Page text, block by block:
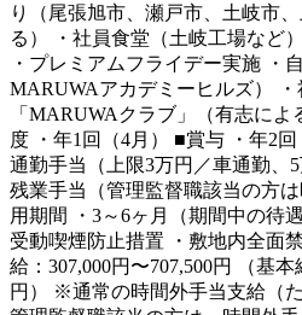
り（尾張旭市、瀬戸市、土岐市
る） ・社員食堂（土岐工場など
・プレミアムフライデー実施 ・
MARUWAアカデミーヒルズ）
「MARUWAクラブ」（有志に
度 ・年1回（4月） ■賞与 ・年2
通勤手当（上限3万円／車通勤、
残業手当（管理監督職該当の方
用期間 ・3～6ヶ月（期間中の待
受動喫煙防止措置 ・敷地内全面
給：307,000円〜707,500円 （基本
円） ※通常の時間外手当支給（